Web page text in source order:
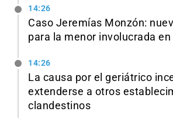
14:26
Caso Jeremías Monzón:
para la menor involucrada
14:26
La causa por el geriátrico
extenderse a otros
clandestinos